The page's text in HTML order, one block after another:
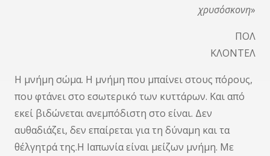
χρυσόσκονη»
ΠΟΛ
ΚΛΟΝΤΕΛ
Η μνήμη σώμα. Η μνήμη που μπαίνει στους πόρους,
που φτάνει στο εσωτερικό των κυττάρων. Και από
εκεί βιδώνεται ανεμπόδιστη στο είναι. Δεν
αυθαδιάζει, δεν επαίρεται για τη δύναμη και τα
θέλγητρά της.H Ιαπωνία είναι μείζων μνήμη. Με